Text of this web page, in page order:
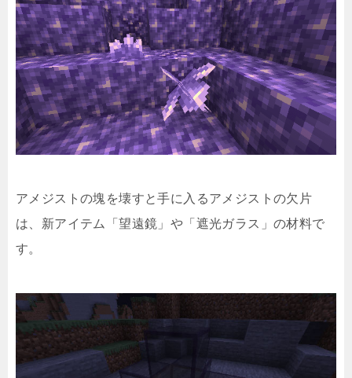
アメジストの塊を壊すと手に入るアメジストの欠片
は、新アイテム「望遠鏡」や「遮光ガラス」の材料で
す。